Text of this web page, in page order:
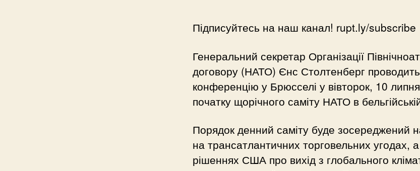
Підписуйтесь на наш канал! rupt.ly/subscribe
Генеральний секретар Організації
договору (НАТО) Єнс Столтенберг
конференцію у Брюсселі у вівторок, 10
початку щорічного саміту НАТО в
Порядок денний саміту буде зосереджений
на трансатлантичних торговельних угодах,
рішеннях США про вихід з глобального